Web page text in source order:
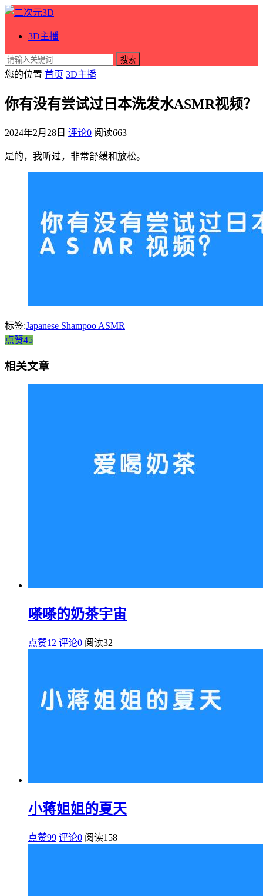
3D主播
搜索
您的位置 首页 3D主播
你有没有尝试过日本洗发水ASMR视频？
2024年2月28日 评论0 阅读663
是的，我听过，非常舒缓和放松。
标签:Japanese Shampoo ASMR
点赞45
相关文章
嗏嗏的奶茶宇宙
点赞12 评论0 阅读32
小蒋姐姐的夏天
点赞99 评论0 阅读158